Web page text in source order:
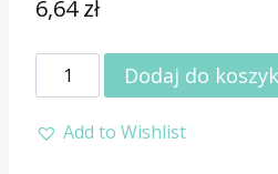
6,64zł
ilość
Szpilki
Szpilki
Dodaj do
Add to Wishlist